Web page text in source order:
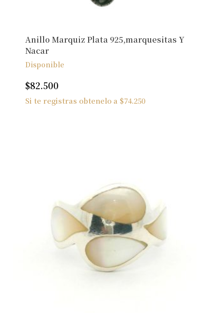
Anillo Marquiz Plata 925,marquesitas Y
Nacar
Disponible
$82.500
Si te registras obtenelo a $74.250